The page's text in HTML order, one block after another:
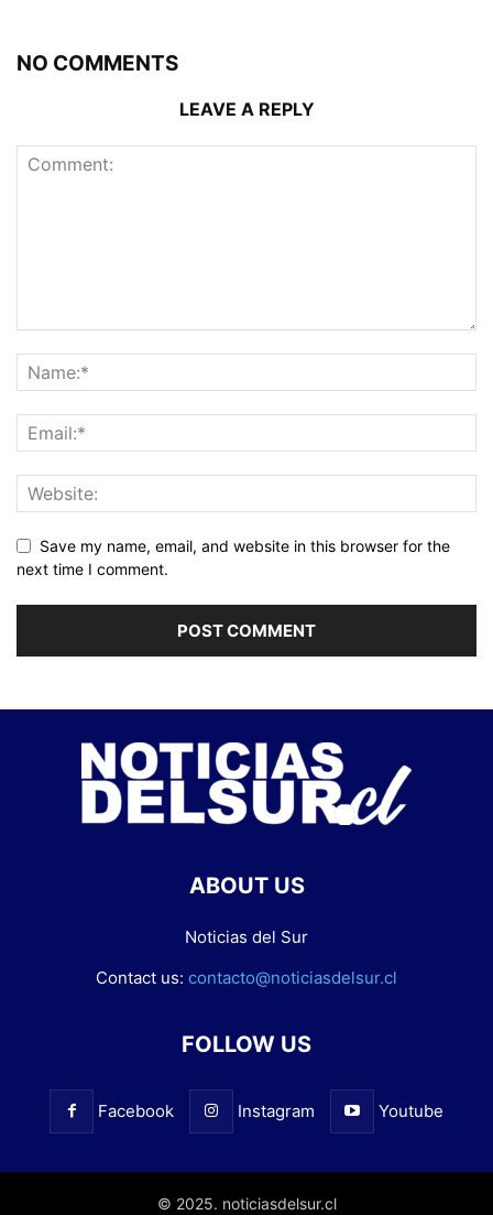
NO COMMENTS
LEAVE A REPLY
Save my name, email, and website in this browser for the
next time I comment.
ABOUT US
Noticias del Sur
Contact us: contacto@noticiasdelsur.cl
FOLLOW US
Facebook Instagram Youtube
© 2025. noticiasdelsur.cl